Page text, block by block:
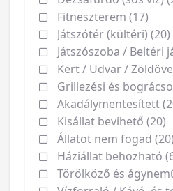
Fitneszterem (17)
Játszótér (kültéri) (20)
Játszószoba / Beltéri
Kert / Udvar /
Grillezési és
Akadálymentesített
Kisállat bevihető (20)
Állatot nem fogad (20)
Háziállat behozható
Törölköző és